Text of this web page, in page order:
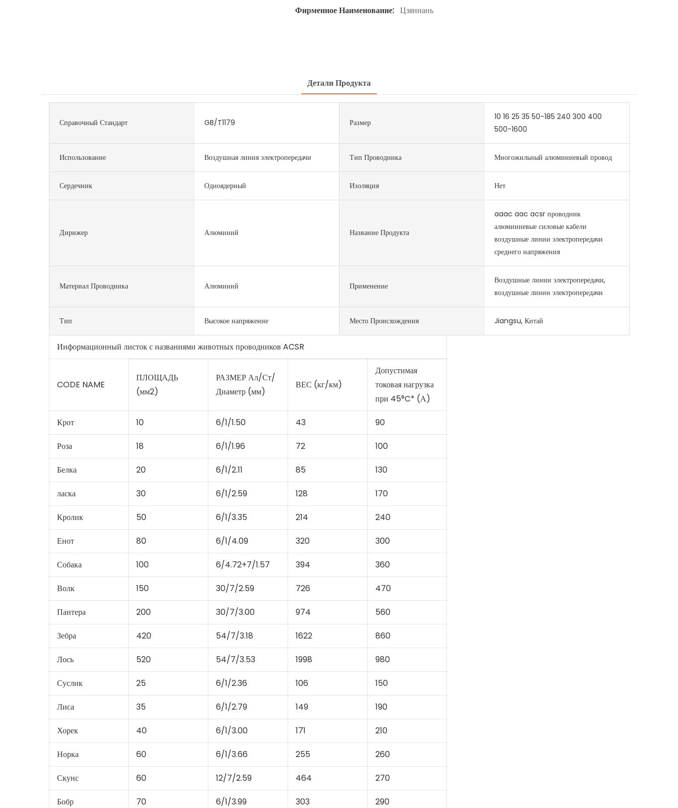
Фирменное Наименование: Цзяннань
Детали Продукта
Справочный Стандарт GB/T1179 Размер
10 16 25 35 50-185 240 300 400
500-1600
Использование Воздушная линия электропередачи Тип Проводника Многожильный алюминиевый провод
Сердечник Одноядерный Изоляция Нет
Дирижер Алюминий Название Продукта
aaac aac acsr проводник
алюминиевые силовые кабели
воздушные линии электропередачи
среднего напряжения
Материал Проводника Алюминий Применение
Воздушные линии электропередачи,
воздушные линии электропередачи
Тип Высокое напряжение Место Происхождения Jiangsu, Китай
Информационный листок с названиями животных проводников ACSR
CODE NAME
ПЛОЩАДЬ
(мм2)
РАЗМЕР Ал/Ст/
Диаметр (мм)
ВЕС (кг/км)
Допустимая
токовая нагрузка
при 45°C* (А)
Крот 10 6/1/1.50 43 90
Роза 18 6/1/1.96 72 100
Белка 20 6/1/2.11 85 130
ласка 30 6/1/2.59 128 170
Кролик 50 6/1/3.35 214 240
Енот 80 6/1/4.09 320 300
Собака 100 6/4.72+7/1.57 394 360
Волк 150 30/7/2.59 726 470
Пантера 200 30/7/3.00 974 560
Зебра 420 54/7/3.18 1622 860
Лось 520 54/7/3.53 1998 980
Суслик 25 6/1/2.36 106 150
Лиса 35 6/1/2.79 149 190
Хорек 40 6/1/3.00 171 210
Норка 60 6/1/3.66 255 260
Скунс 60 12/7/2.59 464 270
Бобр 70 6/1/3.99 303 290